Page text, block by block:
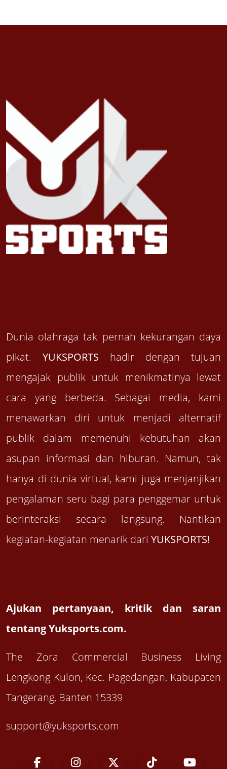
Dunia olahraga tak pernah kekurangan daya
pikat. YUKSPORTS hadir dengan tujuan
mengajak publik untuk menikmatinya lewat
cara yang berbeda. Sebagai media, kami
menawarkan diri untuk menjadi alternatif
publik dalam memenuhi kebutuhan akan
asupan informasi dan hiburan. Namun, tak
hanya di dunia virtual, kami juga menjanjikan
pengalaman seru bagi para penggemar untuk
berinteraksi secara langsung. Nantikan
kegiatan-kegiatan menarik dari YUKSPORTS!
Ajukan pertanyaan, kritik dan saran
tentang Yuksports.com.
The Zora Commercial Business Living
Lengkong Kulon, Kec. Pagedangan, Kabupaten
Tangerang, Banten 15339
support@yuksports.com